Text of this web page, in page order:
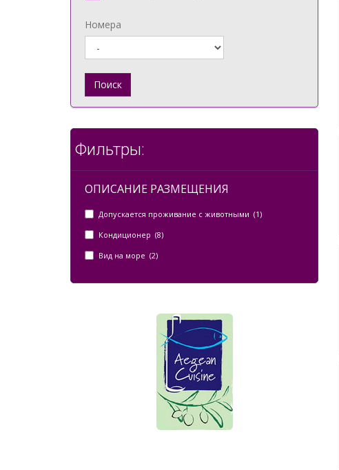
Номера
Поиск
Фильтры:
ОПИСАНИЕ РАЗМЕЩЕНИЯ
Допускается проживание с животными (1)
Кондиционер (8)
Вид на море (2)